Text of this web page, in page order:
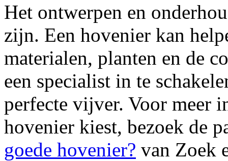
Het ontwerpen en
zijn. Een hovenier kan
materialen, planten en de
een specialist in te
perfecte vijver. Voor meer
hovenier kiest, bezoek de
goede hovenier? van Zoek